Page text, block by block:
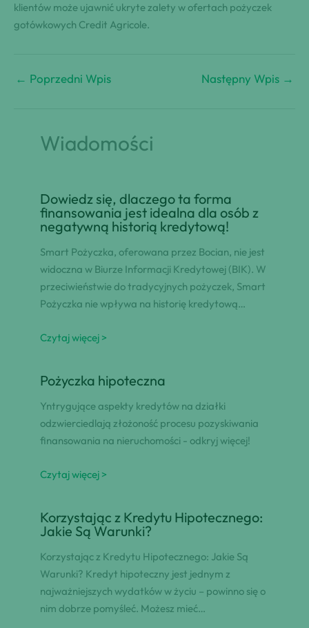
klientów może ujawnić ukryte zalety w ofertach pożyczek
gotówkowych Credit Agricole.
← Poprzedni Wpis Następny Wpis →
Wiadomości
Dowiedz się, dlaczego ta forma
finansowania jest idealna dla osób z
negatywną historią kredytową!
Smart Pożyczka, oferowana przez Bocian, nie jest
widoczna w Biurze Informacji Kredytowej (BIK). W
przeciwieństwie do tradycyjnych pożyczek, Smart
Pożyczka nie wpływa na historię kredytową…
Czytaj więcej >
Pożyczka hipoteczna
Yntrygujące aspekty kredytów na działki
odzwierciedlają złożoność procesu pozyskiwania
finansowania na nieruchomości - odkryj więcej!
Czytaj więcej >
Korzystając z Kredytu Hipotecznego:
Jakie Są Warunki?
Korzystając z Kredytu Hipotecznego: Jakie Są
Warunki? Kredyt hipoteczny jest jednym z
najważniejszych wydatków w życiu – powinno się o
nim dobrze pomyśleć. Możesz mieć…